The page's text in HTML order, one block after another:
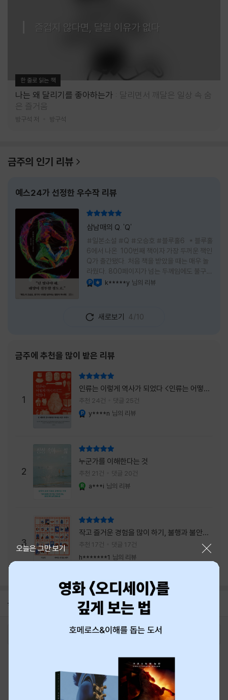
즐겁지 않다면, 달릴 이유가 없다
한 줄로 읽는 책
나는 왜 달리기를 좋아하는가
달리면서 깨달은 일상 속 숨
은 즐거움
방구석 저 방구석
금주의 인기 리뷰
예스24가 선정한 우수작 리뷰
삼남매의 Q. 'Q'
#일본소설 #Q #오승호 #블루홀6 * 블루홀
6에서 나온 100번째 책이자 가장 두꺼운 책인
Q가 출간됐다. 처음 책을 받았을 때는 매우 놀
라웠다. 800페이지가 넘는 두께임에도 불구하
고 생각보다 책이 가벼웠다. 여기에 측면을 영
제목이 Q란다. 처음 제목을 봤을 때 나는 질문
을 의미하는 Question을 떠올렸다. 하지만 이
려는 걸까, 아니면 같이 논의를 하자는 걸까 고
개를 갸웃거리며 책을 펴들었다. * 틈만 나면
경적을 울리고 욕을 입에 달고 사는 선배와 일
하고 있는 하치. 히토미 클린이라는 청소업체
직원으로 일하는 그녀가 바라는 것은 그저 고요
한
k*****y 님의 리뷰
새로보기 4/10
금주에 추천을 많이 받은 리뷰
1
인류는 이렇게 역사가 되었다 <인류는 어떻게
역사가 되었나>
추천 24건 댓글 25건
y****n 님의 리뷰
2
누군가를 이해한다는 것
추천 21건 댓글 20건
a***i 님의 리뷰
3
작고 즐거운 경험을 많이 하기, 불행과 불안을
회피하지 말기, 그리고 좋은 사람을 많이 만나
기.
추천 17건
댓글 17건
h*******1 님의 리뷰
공지 8월 신용카드 무이자할부 안내
오늘은 그만 보기
최근 본 상품
티켓 1544-6399
중고샵 1566-4295
eBook 1:1문의/채팅상담
예스이십사(주) 사업자 정보
이용약관
개인정보처리방침 청소년보호정책